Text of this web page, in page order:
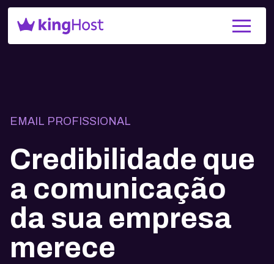
EMAIL PROFISSIONAL
Credibilidade que
a comunicação
da sua empresa
merece